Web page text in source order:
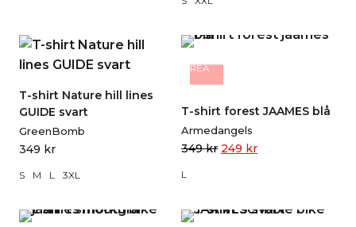
T-shirt Nature hill lines
GUIDE svart
GreenBomb
349 kr
S M L 3XL
REA
T-shirt forest JAAMES blå
Armedangels
349kr 249 kr
L